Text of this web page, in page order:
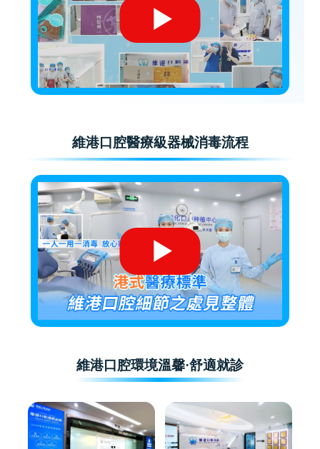
維港口腔醫療級器械消毒流程
維港口腔環境溫馨·舒適就診